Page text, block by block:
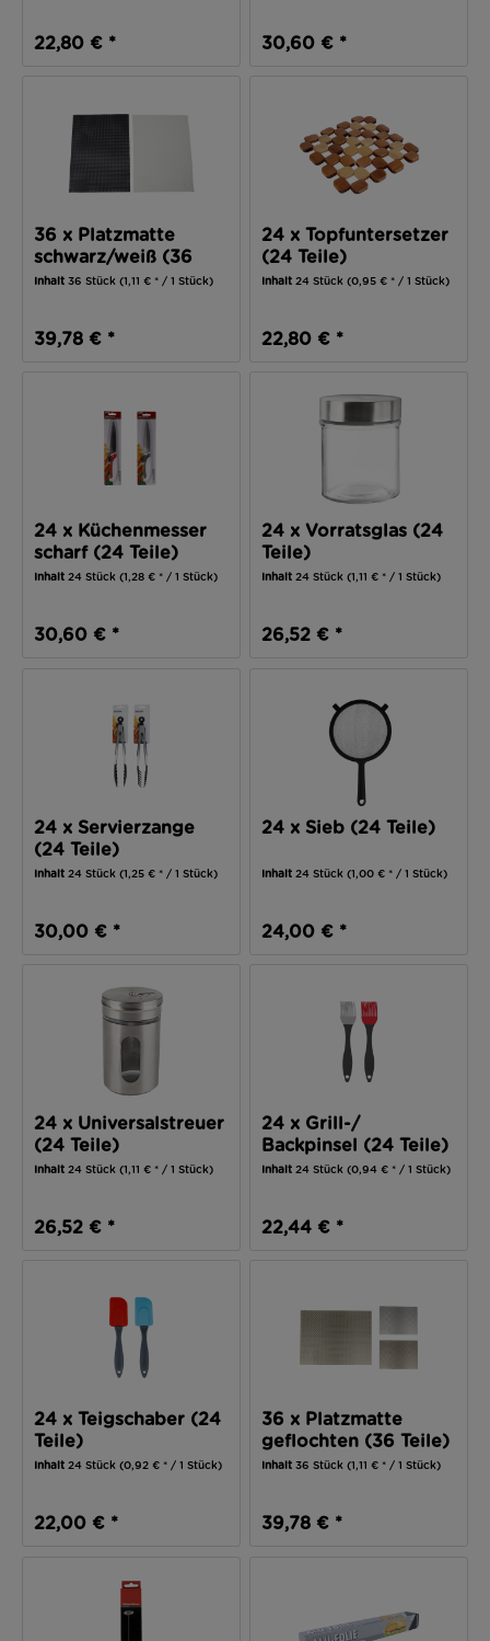
22,80 € * 30,60 € *
36 x Platzmatte
schwarz/weiß (36
Teile)
Inhalt36 Stück(1,11 € * / 1 Stück)
39,78 € *
24 x Topfuntersetzer
(24 Teile)
Inhalt24 Stück(0,95 € * / 1 Stück)
22,80 € *
24 x Küchenmesser
scharf (24 Teile)
Inhalt24 Stück(1,28 € * / 1 Stück)
30,60 € *
24 x Vorratsglas (24
Teile)
Inhalt24 Stück(1,11 € * / 1 Stück)
26,52 € *
24 x Servierzange
(24 Teile)
Inhalt 24 Stück(1,25 € * / 1 Stück)
30,00 € *
24 x Sieb (24 Teile)
Inhalt 24 Stück(1,00 € * / 1 Stück)
24,00 € *
24 x Universalstreuer
(24 Teile)
Inhalt 24 Stück(1,11 € * / 1 Stück)
26,52 € *
24 x Grill-/
Backpinsel (24 Teile)
Inhalt 24 Stück(0,94 € * / 1 Stück)
22,44 € *
24 x Teigschaber (24
Teile)
Inhalt24 Stück(0,92 € * / 1 Stück)
22,00 € *
36 x Platzmatte
geflochten (36 Teile)
Inhalt36 Stück(1,11 € * / 1 Stück)
39,78 € *